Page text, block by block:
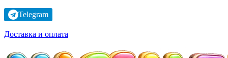
Telegram
Доставка и оплата